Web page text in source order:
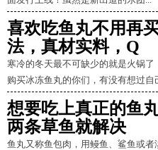
喜欢吃鱼丸不用再
法，真材实料，Q
寒冷的冬天最不可缺少的就是火锅
购买冰冻鱼丸的你们，有没有想过自
想要吃上真正的鱼
两条草鱼就解决
鱼丸又称鱼包肉，用鳗鱼、鲨鱼或